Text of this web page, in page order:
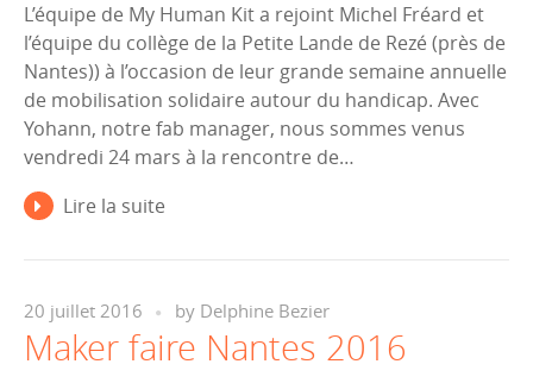
L’équipe de My Human Kit a rejoint Michel Fréard et
l’équipe du collège de la Petite Lande de Rezé (près de
Nantes)) à l’occasion de leur grande semaine annuelle
de mobilisation solidaire autour du handicap. Avec
Yohann, notre fab manager, nous sommes venus
vendredi 24 mars à la rencontre de…
Lire la suite
20 juillet 2016 by Delphine Bezier
Maker faire Nantes 2016